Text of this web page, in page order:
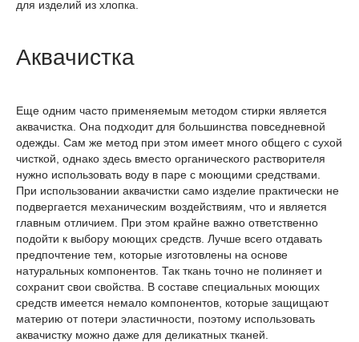
для изделий из хлопка.
Аквачистка
Еще одним часто применяемым методом стирки является
аквачистка. Она подходит для большинства повседневной
одежды. Сам же метод при этом имеет много общего с сухой
чисткой, однако здесь вместо органического растворителя
нужно использовать воду в паре с моющими средствами.
При использовании аквачистки само изделие практически не
подвергается механическим воздействиям, что и является
главным отличием. При этом крайне важно ответственно
подойти к выбору моющих средств. Лучше всего отдавать
предпочтение тем, которые изготовлены на основе
натуральных компонентов. Так ткань точно не полиняет и
сохранит свои свойства. В составе специальных моющих
средств имеется немало компонентов, которые защищают
материю от потери эластичности, поэтому использовать
аквачистку можно даже для деликатных тканей.